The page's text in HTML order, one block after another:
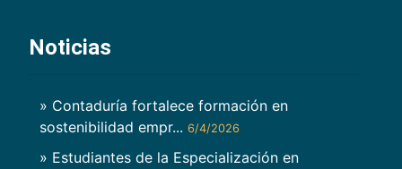
Noticias
» Contaduría fortalece formación en
sostenibilidad empr... 6/4/2026
» Estudiantes de la Especialización en